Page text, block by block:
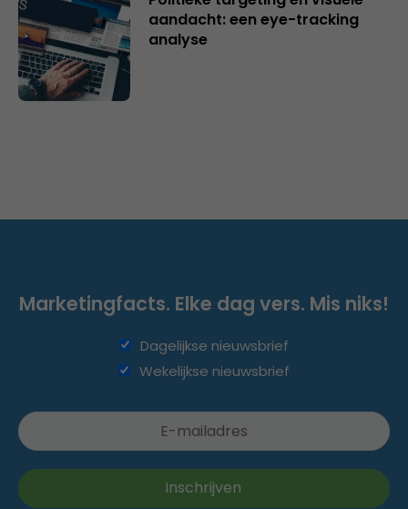
aandacht: een eye-tracking
analyse
Marketingfacts. Elke dag vers. Mis niks!
Dagelijkse nieuwsbrief
Wekelijkse nieuwsbrief